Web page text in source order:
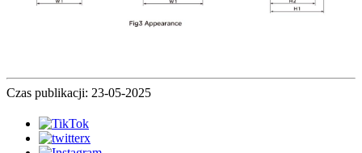
Czas publikacji: 23-05-2025